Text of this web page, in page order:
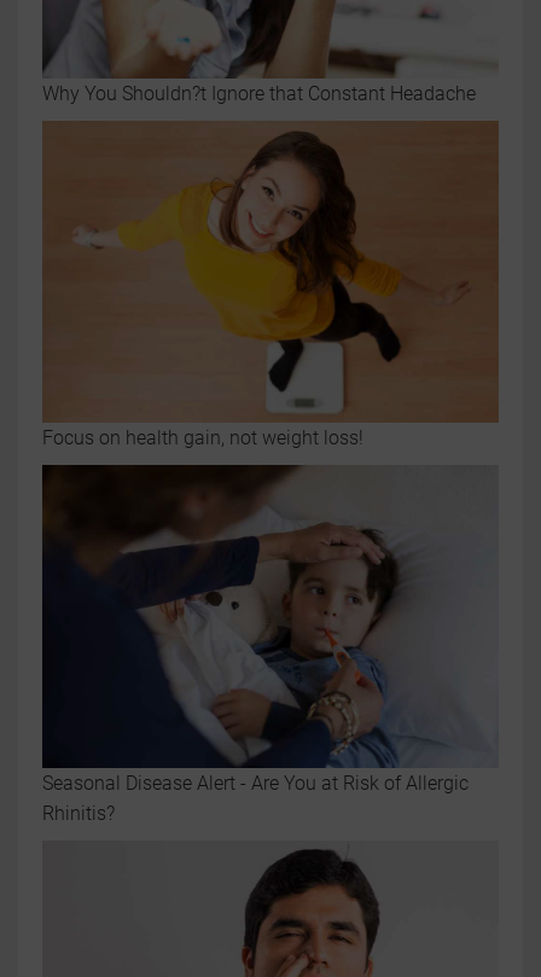
Why You Shouldn?t Ignore that Constant Headache
Focus on health gain, not weight loss!
Seasonal Disease Alert - Are You at Risk of Allergic
Rhinitis?